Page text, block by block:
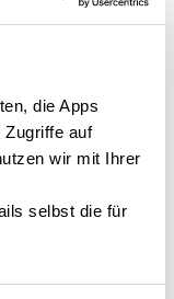
die Apps
auf
wir mit Ihrer
selbst die für